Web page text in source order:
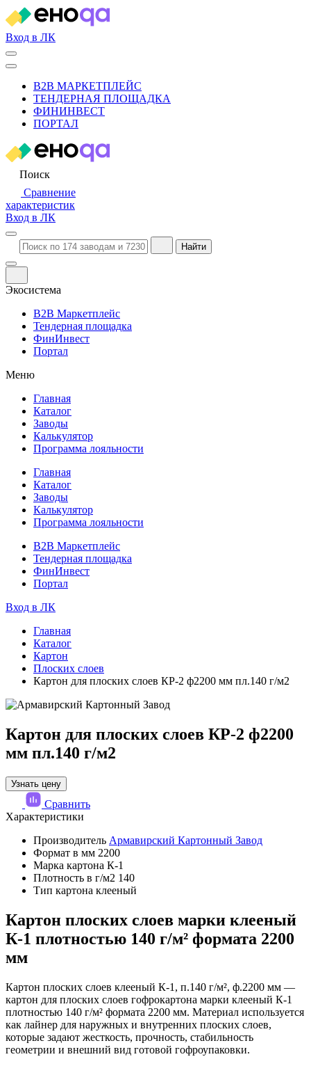
Вход в ЛК
B2B МАРКЕТПЛЕЙС
ТЕНДЕРНАЯ ПЛОЩАДКА
ФИНИНВЕСТ
ПОРТАЛ
Поиск
Сравнение
характеристик
Вход в ЛК
Найти
Экосистема
B2B Маркетплейс
Тендерная площадка
ФинИнвест
Портал
Меню
Главная
Каталог
Заводы
Калькулятор
Программа лояльности
Главная
Каталог
Заводы
Калькулятор
Программа лояльности
B2B Маркетплейс
Тендерная площадка
ФинИнвест
Портал
Вход в ЛК
Главная
Каталог
Картон
Плоских слоев
Картон для плоских слоев КР-2 ф2200 мм пл.140 г/м2
Картон для плоских слоев КР-2 ф2200
мм пл.140 г/м2
Узнать цену
Сравнить
Характеристики
Производитель Армавирский Картонный Завод
Формат в мм 2200
Марка картона К-1
Плотность в г/м2 140
Тип картона клееный
Картон плоских слоев марки клееный
К-1 плотностью 140 г/м² формата 2200
мм
Картон плоских слоев клееный К-1, п.140 г/м², ф.2200 мм —
картон для плоских слоев гофрокартона марки клееный К-1
плотностью 140 г/м² формата 2200 мм. Материал используется
как лайнер для наружных и внутренних плоских слоев,
которые задают жесткость, прочность, стабильность
геометрии и внешний вид готовой гофроупаковки.